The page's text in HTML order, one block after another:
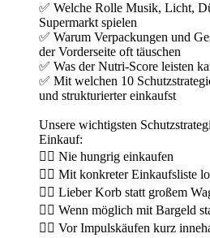
✅ Welche Rolle Musik, Licht,
Supermarkt spielen
✅ Warum Verpackungen und
der Vorderseite oft täuschen
✅ Was der Nutri-Score leisten
✅ Mit welchen 10
und strukturierter einkaufst
Unsere wichtigsten
Einkauf:
👉🏻 Nie hungrig einkaufen
👉🏻 Mit konkreter Einkaufsliste
👉🏻 Lieber Korb statt großem
👉🏻 Wenn möglich mit Bargeld
👉🏻 Vor Impulskäufen kurz